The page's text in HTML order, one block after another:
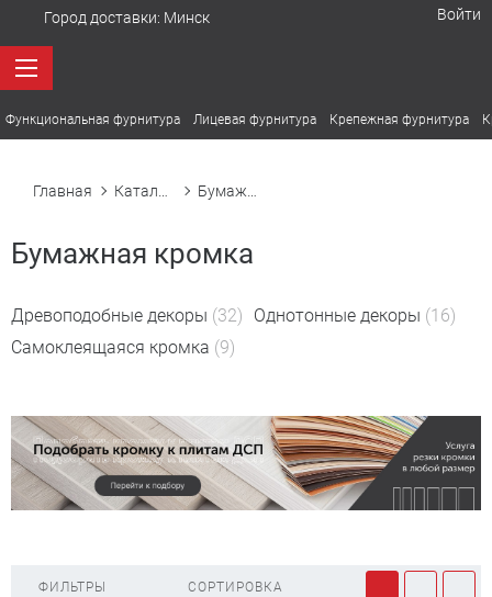
Город доставки: Минск Войти
Функциональная фурнитура Лицевая фурнитура Крепежная фурнитура
Главная
Бумажная кромка
Древоподобные декоры (32) Однотонные декоры (16)
Самоклеящаяся кромка (9)
ФИЛЬТРЫ СОРТИРОВКА